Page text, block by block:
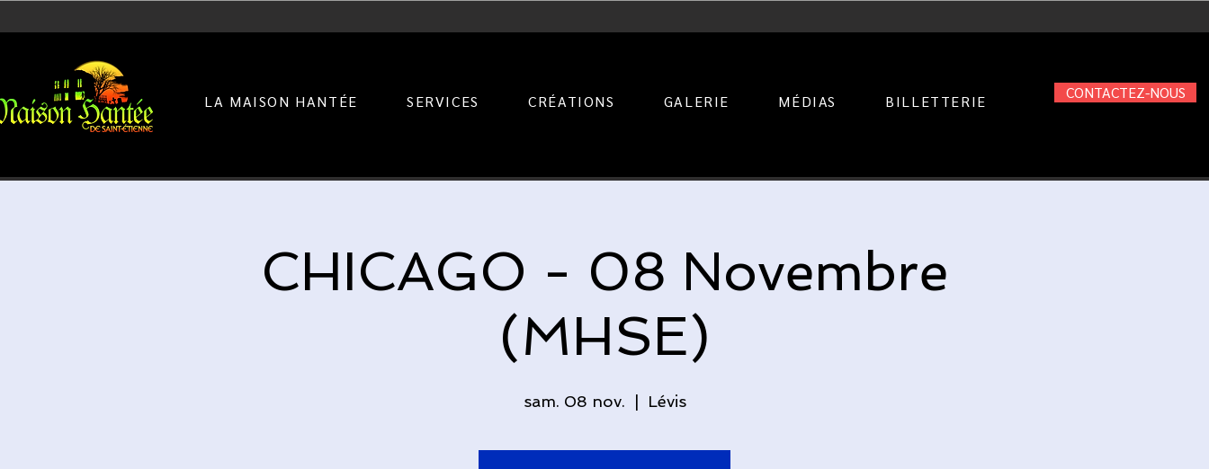
LA MAISON HANTÉE SERVICES CRÉATIONS GALERIE MÉDIAS BILLETTERIE CONTACTEZ-NOUS
CHICAGO - 08 Novembre
(MHSE)
sam. 08 nov.
  |
Lévis